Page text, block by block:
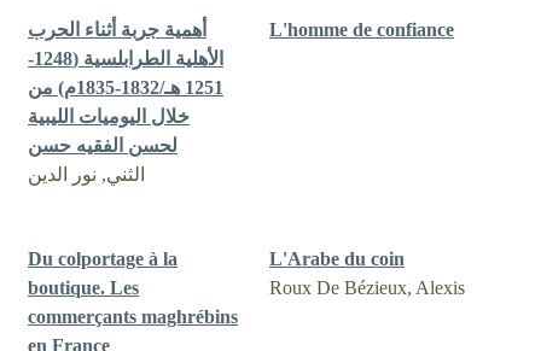
أهمية جربة أثناء الحرب
الأهلية الطرابلسية (1248-
1251 هـ/1832-1835م) من
خلال اليوميات الليبية
لحسن الفقيه حسن
الثني, نور الدين
L'homme de confiance
Du colportage à la
boutique. Les
commerçants maghrébins
en France
L'Arabe du coin
Roux De Bézieux, Alexis